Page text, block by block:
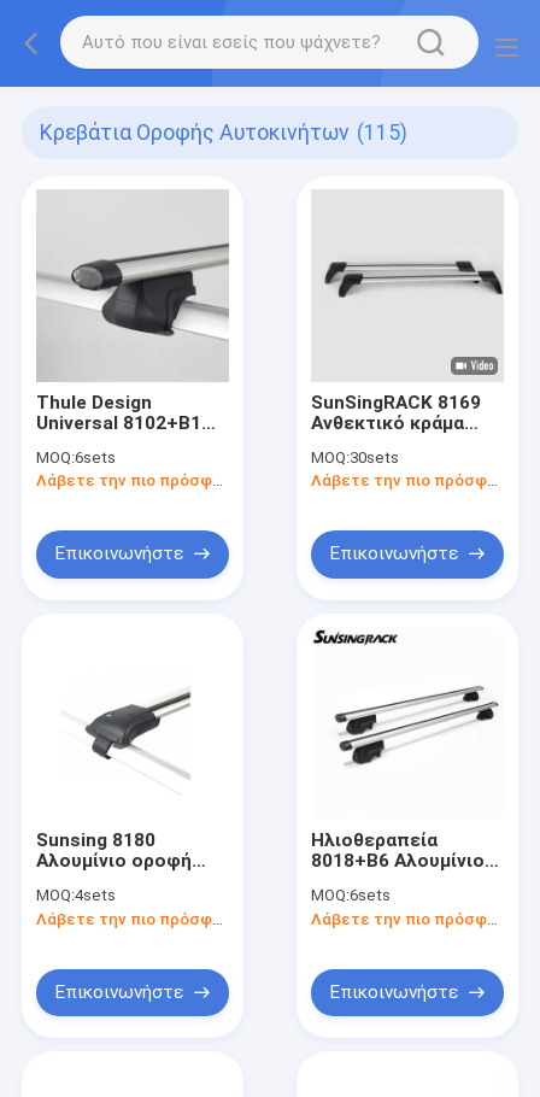
Κρεβάτια Οροφής Αυτοκινήτων (115)
Thule Design
Universal 8102+B1
οροφή αυτοκινήτων
Σταυροειδή ράβδοι
τοποθετημένοι στην
οροφή για
ανυψωμένες ράγες
MOQ:6sets
Λάβετε την πιο πρόσφατη τιμή
Επικοινωνήστε
SunSingRACK 8169
Ανθεκτικό κράμα
Σταυροβάρα
Αποσκευές Σκεπή
Σκεπή Εφοδιαστικό
με κλειδαριές
MOQ:30sets
Λάβετε την πιο πρόσφατη τιμή
Επικοινωνήστε
Sunsing 8180
Αλουμίνιο οροφή
Σταυροδέκτες Thule
Design Παγκόσμια
Προσαρμοσμένη
παραγγελία ράκες
MOQ:4sets
Λάβετε την πιο πρόσφατη τιμή
Επικοινωνήστε
Ηλιοθεραπεία
8018+B6 Αλουμίνιο
Σταυροδέματα
Παγκόσμια αξεσουάρ
Αλουμίνιο οροφή
Mount
MOQ:6sets
Επικοινωνήστε